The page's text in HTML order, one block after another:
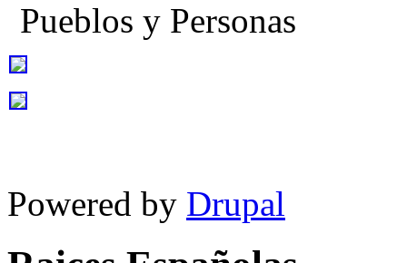
Pueblos y Personas
Powered by Drupal